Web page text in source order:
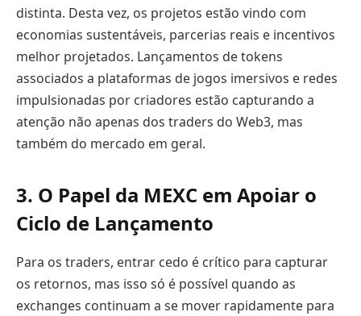
distinta. Desta vez, os projetos estão vindo com
economias sustentáveis, parcerias reais e incentivos
melhor projetados. Lançamentos de tokens
associados a plataformas de jogos imersivos e redes
impulsionadas por criadores estão capturando a
atenção não apenas dos traders do Web3, mas
também do mercado em geral.
3. O Papel da MEXC em Apoiar o
Ciclo de Lançamento
Para os traders, entrar cedo é crítico para capturar
os retornos, mas isso só é possível quando as
exchanges continuam a se mover rapidamente para